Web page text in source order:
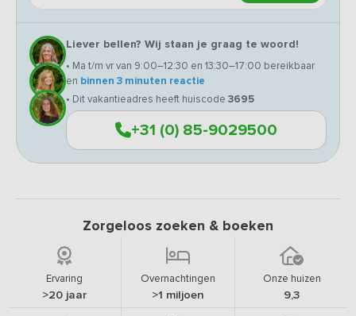
Liever bellen? Wij staan je graag te woord!
• Ma t/m vr van 9:00–12:30 en 13:30–17:00 bereikbaar
en binnen 3 minuten reactie
• Dit vakantieadres heeft huiscode 3695
+31 (0) 85-9029500
Zorgeloos zoeken & boeken
Ervaring
>20 jaar
Overnachtingen
>1 miljoen
Onze huizen
9,3